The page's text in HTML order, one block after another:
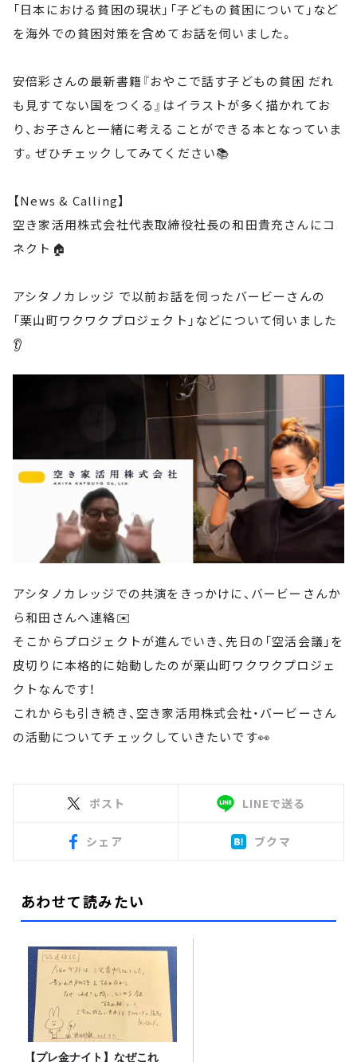
「日本における貧困の現状」「子どもの貧困について」など
を海外での貧困対策を含めてお話を伺いました。
安倍彩さんの最新書籍『おやこで話す子どもの貧困 だれ
も見すてない国をつくる』はイラストが多く描かれてお
り、お子さんと一緒に考えることができる本となっていま
す。ぜひチェックしてみてください📚
【News & Calling】
空き家活用株式会社代表取締役社長の和田貴充さんにコ
ネクト🏠
アシタノカレッジ で以前お話を伺ったバービーさんの
「栗山町ワクワクプロジェクト」などについて伺いました
👂
アシタノカレッジでの共演をきっかけに、バービーさんか
ら和田さんへ連絡✉️
そこからプロジェクトが進んでいき、先日の「空活会議」を
皮切りに本格的に始動したのが栗山町ワクワクプロジェ
クトなんです！
これからも引き続き、空き家活用株式会社・バービーさん
の活動についてチェックしていきたいです👀
ポスト LINEで送る
シェア ブクマ
あわせて読みたい
【プレ金ナイト】なぜこれ